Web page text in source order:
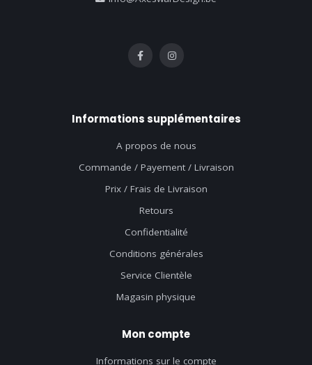
Informations supplémentaires
A propos de nous
Commande / Payement / Livraison
Prix / Frais de Livraison
Retours
Confidentialité
Conditions générales
Service Clientèle
Magasin physique
Mon compte
Informations sur le compte